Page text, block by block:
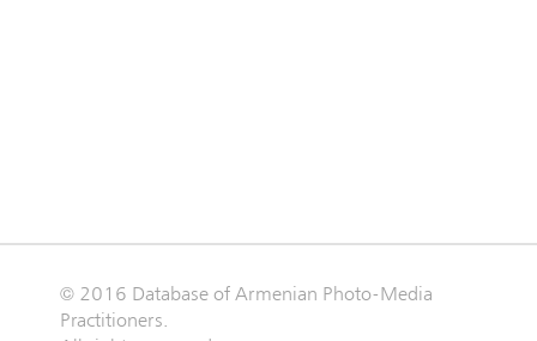
© 2016 Database of Armenian Photo-Media
Practitioners.